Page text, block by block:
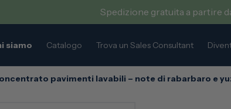
Spedizione gratuita a partire
siamo Catalogo Trova un Sales Consultant
pavimenti lavabili – note di rabarbaro e